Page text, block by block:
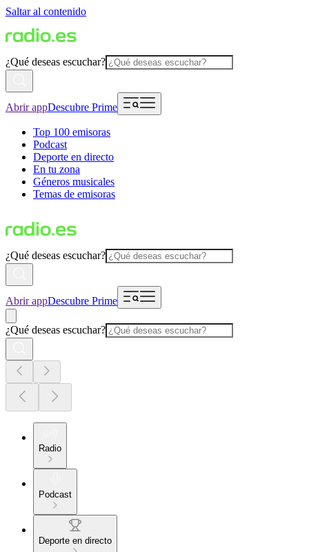
Saltar al contenido
¿Qué deseas escuchar?
Abrir appDescubre Prime
Top 100 emisoras
Podcast
Deporte en directo
En tu zona
Géneros musicales
Temas de emisoras
¿Qué deseas escuchar?
Abrir appDescubre Prime
¿Qué deseas escuchar?
Radio
Podcast
Deporte en directo